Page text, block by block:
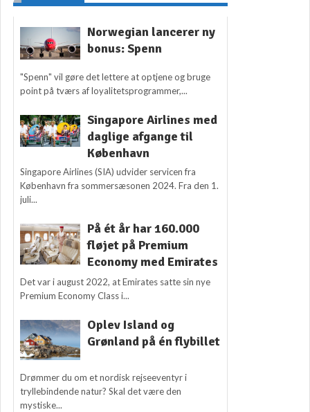
Norwegian lancerer ny
bonus: Spenn
"Spenn" vil gøre det lettere at optjene og bruge
point på tværs af loyalitetsprogrammer,...
Singapore Airlines med
daglige afgange til
København
Singapore Airlines (SIA) udvider servicen fra
København fra sommersæsonen 2024. Fra den 1.
juli...
På ét år har 160.000
fløjet på Premium
Economy med Emirates
Det var i august 2022, at Emirates satte sin nye
Premium Economy Class i...
Oplev Island og
Grønland på én flybillet
Drømmer du om et nordisk rejseeventyr i
tryllebindende natur? Skal det være den
mystiske...